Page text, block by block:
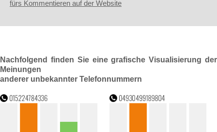
fürs Kommentieren auf der Website
Nachfolgend finden Sie eine grafische Visualisierung der
Meinungen
anderer unbekannter Telefonnummern